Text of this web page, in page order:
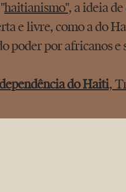
haitianismo", a ideia
e livre, como a do
poder por africanos e
do Haiti,